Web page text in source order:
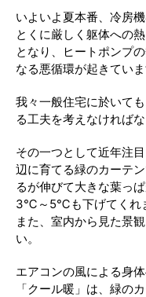
いよいよ夏本番、冷房
とくに厳しく躯体への
となり、ヒートポンプ
なる悪循環が起きていま
我々一般住宅に於いて
る工夫を考えなければな
その一つとして近年注
辺に育てる緑のカーテ
るが伸びて大きな葉っ
3℃～5℃も下げてくれ
また、室内から見た景
い。
エアコンの風による身
「クール暖」は、緑の